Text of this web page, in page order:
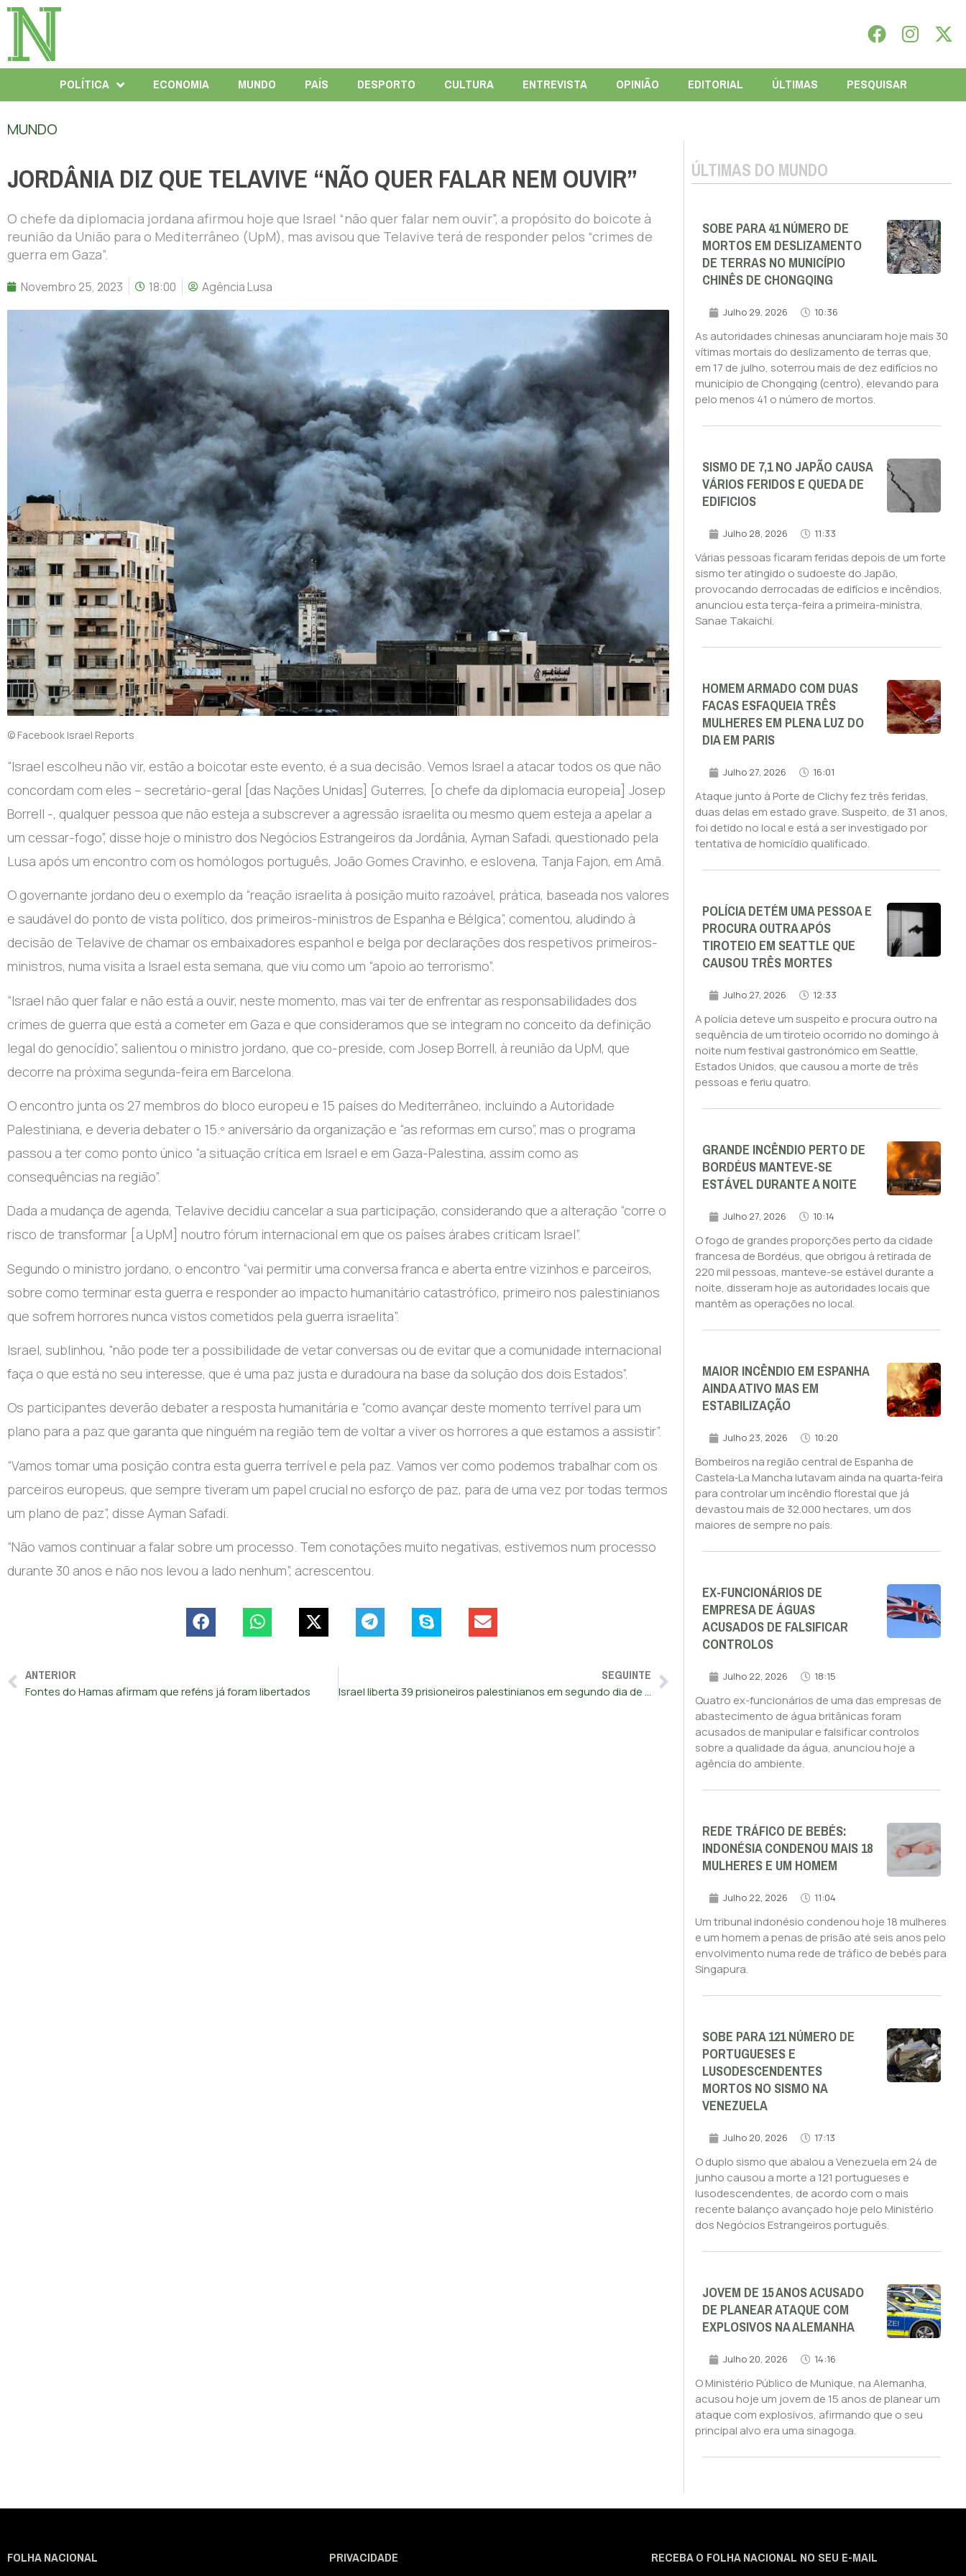
POLÍTICA ECONOMIA MUNDO PAÍS DESPORTO CULTURA ENTREVISTA OPINIÃO EDITORIAL ÚLTIMAS PESQUISAR
MUNDO
JORDÂNIA DIZ QUE TELAVIVE “NÃO QUER FALAR NEM OUVIR”
O chefe da diplomacia jordana afirmou hoje que Israel “não quer falar nem ouvir”, a propósito do boicote à
reunião da União para o Mediterrâneo (UpM), mas avisou que Telavive terá de responder pelos “crimes de
guerra em Gaza”.
Novembro 25, 2023 18:00 Agência Lusa
© Facebook Israel Reports
“Israel escolheu não vir, estão a boicotar este evento, é a sua decisão. Vemos Israel a atacar todos os que não
concordam com eles – secretário-geral [das Nações Unidas] Guterres, [o chefe da diplomacia europeia] Josep
Borrell -, qualquer pessoa que não esteja a subscrever a agressão israelita ou mesmo quem esteja a apelar a
um cessar-fogo”, disse hoje o ministro dos Negócios Estrangeiros da Jordânia, Ayman Safadi, questionado pela
Lusa após um encontro com os homólogos português, João Gomes Cravinho, e eslovena, Tanja Fajon, em Amã.
O governante jordano deu o exemplo da “reação israelita à posição muito razoável, prática, baseada nos valores
e saudável do ponto de vista político, dos primeiros-ministros de Espanha e Bélgica”, comentou, aludindo à
decisão de Telavive de chamar os embaixadores espanhol e belga por declarações dos respetivos primeiros-
ministros, numa visita a Israel esta semana, que viu como um “apoio ao terrorismo”.
“Israel não quer falar e não está a ouvir, neste momento, mas vai ter de enfrentar as responsabilidades dos
crimes de guerra que está a cometer em Gaza e que consideramos que se integram no conceito da definição
legal do genocídio”, salientou o ministro jordano, que co-preside, com Josep Borrell, à reunião da UpM, que
decorre na próxima segunda-feira em Barcelona.
O encontro junta os 27 membros do bloco europeu e 15 países do Mediterrâneo, incluindo a Autoridade
Palestiniana, e deveria debater o 15.º aniversário da organização e “as reformas em curso”, mas o programa
passou a ter como ponto único “a situação crítica em Israel e em Gaza-Palestina, assim como as
consequências na região”.
Dada a mudança de agenda, Telavive decidiu cancelar a sua participação, considerando que a alteração “corre o
risco de transformar [a UpM] noutro fórum internacional em que os países árabes criticam Israel”.
Segundo o ministro jordano, o encontro “vai permitir uma conversa franca e aberta entre vizinhos e parceiros,
sobre como terminar esta guerra e responder ao impacto humanitário catastrófico, primeiro nos palestinianos
que sofrem horrores nunca vistos cometidos pela guerra israelita”.
Israel, sublinhou, “não pode ter a possibilidade de vetar conversas ou de evitar que a comunidade internacional
faça o que está no seu interesse, que é uma paz justa e duradoura na base da solução dos dois Estados”.
Os participantes deverão debater a resposta humanitária e “como avançar deste momento terrível para um
plano para a paz que garanta que ninguém na região tem de voltar a viver os horrores a que estamos a assistir”.
“Vamos tomar uma posição contra esta guerra terrível e pela paz. Vamos ver como podemos trabalhar com os
parceiros europeus, que sempre tiveram um papel crucial no esforço de paz, para de uma vez por todas termos
um plano de paz”, disse Ayman Safadi.
“Não vamos continuar a falar sobre um processo. Tem conotações muito negativas, estivemos num processo
durante 30 anos e não nos levou a lado nenhum”, acrescentou.
ANTERIOR
Fontes do Hamas afirmam que reféns já foram libertados
SEGUINTE
Israel liberta 39 prisioneiros palestinianos em segundo dia de trégua
ÚLTIMAS DO MUNDO
SOBE PARA 41 NÚMERO DE
MORTOS EM DESLIZAMENTO
DE TERRAS NO MUNICÍPIO
CHINÊS DE CHONGQING
Julho 29, 2026 10:36
As autoridades chinesas anunciaram hoje mais 30
vítimas mortais do deslizamento de terras que,
em 17 de julho, soterrou mais de dez edifícios no
município de Chongqing (centro), elevando para
pelo menos 41 o número de mortos.
SISMO DE 7,1 NO JAPÃO CAUSA
VÁRIOS FERIDOS E QUEDA DE
EDIFICIOS
Julho 28, 2026 11:33
Várias pessoas ficaram feridas depois de um forte
sismo ter atingido o sudoeste do Japão,
provocando derrocadas de edifícios e incêndios,
anunciou esta terça-feira a primeira-ministra,
Sanae Takaichi.
HOMEM ARMADO COM DUAS
FACAS ESFAQUEIA TRÊS
MULHERES EM PLENA LUZ DO
DIA EM PARIS
Julho 27, 2026 16:01
Ataque junto à Porte de Clichy fez três feridas,
duas delas em estado grave. Suspeito, de 31 anos,
foi detido no local e está a ser investigado por
tentativa de homicídio qualificado.
POLÍCIA DETÉM UMA PESSOA E
PROCURA OUTRA APÓS
TIROTEIO EM SEATTLE QUE
CAUSOU TRÊS MORTES
Julho 27, 2026 12:33
A polícia deteve um suspeito e procura outro na
sequência de um tiroteio ocorrido no domingo à
noite num festival gastronómico em Seattle,
Estados Unidos, que causou a morte de três
pessoas e feriu quatro.
GRANDE INCÊNDIO PERTO DE
BORDÉUS MANTEVE-SE
ESTÁVEL DURANTE A NOITE
Julho 27, 2026 10:14
O fogo de grandes proporções perto da cidade
francesa de Bordéus, que obrigou à retirada de
220 mil pessoas, manteve-se estável durante a
noite, disseram hoje as autoridades locais que
mantêm as operações no local.
MAIOR INCÊNDIO EM ESPANHA
AINDA ATIVO MAS EM
ESTABILIZAÇÃO
Julho 23, 2026 10:20
Bombeiros na região central de Espanha de
Castela‑La Mancha lutavam ainda na quarta‑feira
para controlar um incêndio florestal que já
devastou mais de 32.000 hectares, um dos
maiores de sempre no país.
EX-FUNCIONÁRIOS DE
EMPRESA DE ÁGUAS
ACUSADOS DE FALSIFICAR
CONTROLOS
Julho 22, 2026 18:15
Quatro ex-funcionários de uma das empresas de
abastecimento de água britânicas foram
acusados de manipular e falsificar controlos
sobre a qualidade da água, anunciou hoje a
agência do ambiente.
REDE TRÁFICO DE BEBÉS:
INDONÉSIA CONDENOU MAIS 18
MULHERES E UM HOMEM
Julho 22, 2026 11:04
Um tribunal indonésio condenou hoje 18 mulheres
e um homem a penas de prisão até seis anos pelo
envolvimento numa rede de tráfico de bebés para
Singapura.
SOBE PARA 121 NÚMERO DE
PORTUGUESES E
LUSODESCENDENTES
MORTOS NO SISMO NA
VENEZUELA
Julho 20, 2026 17:13
O duplo sismo que abalou a Venezuela em 24 de
junho causou a morte a 121 portugueses e
lusodescendentes, de acordo com o mais
recente balanço avançado hoje pelo Ministério
dos Negócios Estrangeiros português.
JOVEM DE 15 ANOS ACUSADO
DE PLANEAR ATAQUE COM
EXPLOSIVOS NA ALEMANHA
Julho 20, 2026 14:16
O Ministério Público de Munique, na Alemanha,
acusou hoje um jovem de 15 anos de planear um
ataque com explosivos, afirmando que o seu
principal alvo era uma sinagoga.
FOLHA NACIONAL PRIVACIDADE RECEBA O FOLHA NACIONAL NO SEU E-MAIL